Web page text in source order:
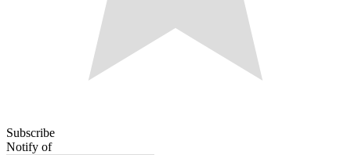
Subscribe
Notify of